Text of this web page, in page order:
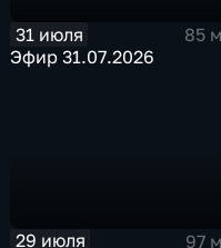
31 июля
85
Эфир 31.07.2026
29 июля 97